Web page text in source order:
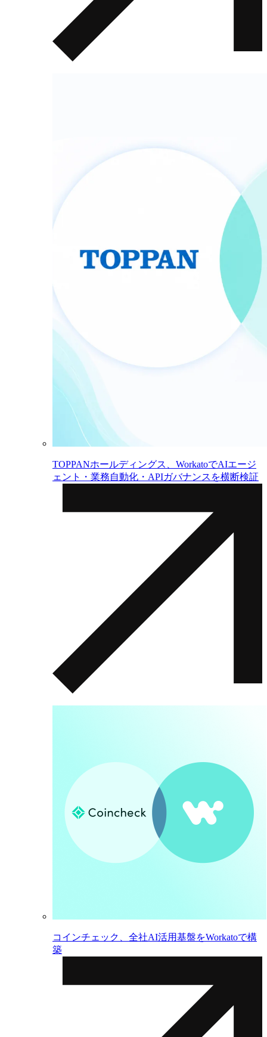
TOPPANホールディングス、WorkatoでAIエージ
ェント・業務自動化・APIガバナンスを横断検証
コインチェック、全社AI活用基盤をWorkatoで構
築